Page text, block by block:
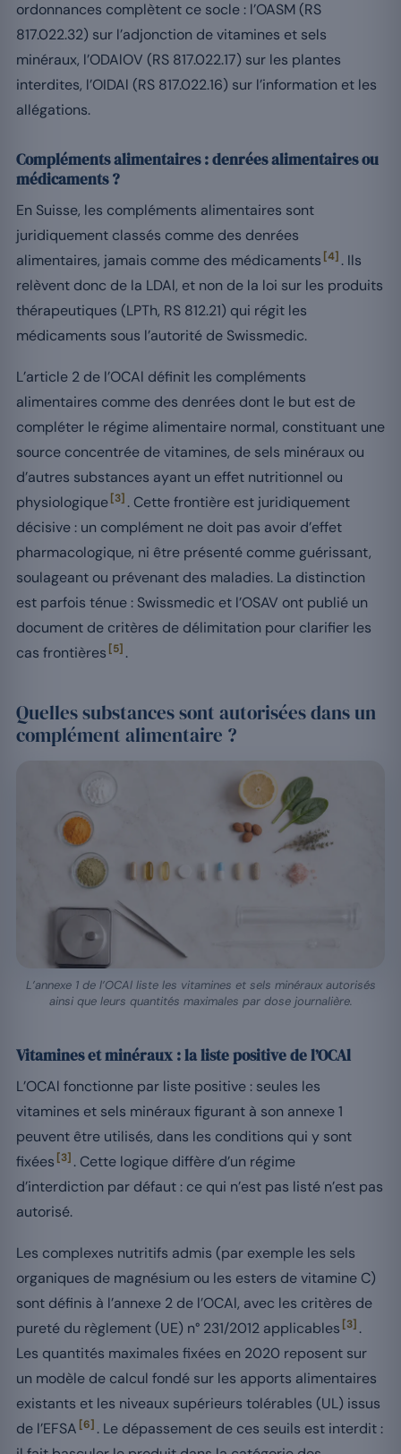
ordonnances complètent ce socle : l’OASM (RS
817.022.32) sur l’adjonction de vitamines et sels
minéraux, l’ODAlOV (RS 817.022.17) sur les plantes
interdites, l’OIDAl (RS 817.022.16) sur l’information et les
allégations.
Compléments alimentaires : denrées alimentaires ou
médicaments ?
En Suisse, les compléments alimentaires sont
juridiquement classés comme des denrées
alimentaires, jamais comme des médicaments [4] . Ils
relèvent donc de la LDAl, et non de la loi sur les produits
thérapeutiques (LPTh, RS 812.21) qui régit les
médicaments sous l’autorité de Swissmedic.
L’article 2 de l’OCAl définit les compléments
alimentaires comme des denrées dont le but est de
compléter le régime alimentaire normal, constituant une
source concentrée de vitamines, de sels minéraux ou
d’autres substances ayant un effet nutritionnel ou
physiologique[3] . Cette frontière est juridiquement
décisive : un complément ne doit pas avoir d’effet
pharmacologique, ni être présenté comme guérissant,
soulageant ou prévenant des maladies. La distinction
est parfois ténue : Swissmedic et l’OSAV ont publié un
document de critères de délimitation pour clarifier les
cas frontières [5] .
Quelles substances sont autorisées dans un
complément alimentaire ?
L’annexe 1 de l’OCAl liste les vitamines et sels minéraux autorisés
ainsi que leurs quantités maximales par dose journalière.
Vitamines et minéraux : la liste positive de l’OCAl
L’OCAl fonctionne par liste positive : seules les
vitamines et sels minéraux figurant à son annexe 1
peuvent être utilisés, dans les conditions qui y sont
fixées [3] . Cette logique diffère d’un régime
d’interdiction par défaut : ce qui n’est pas listé n’est pas
autorisé.
Les complexes nutritifs admis (par exemple les sels
organiques de magnésium ou les esters de vitamine C)
sont définis à l’annexe 2 de l’OCAl, avec les critères de
pureté du règlement (UE) n° 231/2012 applicables [3] .
Les quantités maximales fixées en 2020 reposent sur
un modèle de calcul fondé sur les apports alimentaires
existants et les niveaux supérieurs tolérables (UL) issus
de l’EFSA [6] . Le dépassement de ces seuils est interdit :